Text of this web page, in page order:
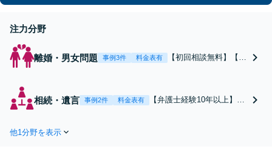
注力分野
離婚・男女問題 事例3件 料金表有
【初回相談無料】【弁
育費などの解決事例多
数あり！お話をじっく
相続・遺言 事例2件 料金表有
【弁護士経験10年以上】遺
他1分野を表示